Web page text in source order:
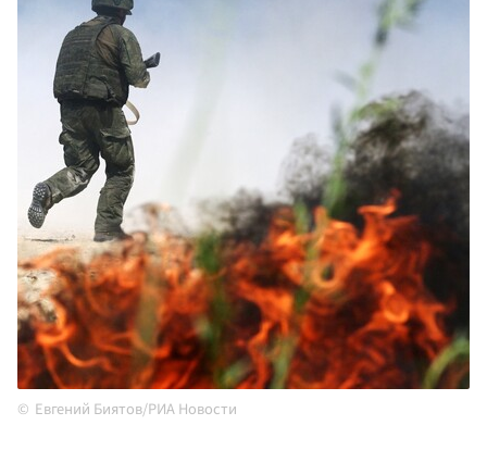
Евгений Биятов/РИА Новости